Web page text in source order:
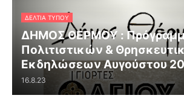
ΔΕΛΤΊΑ ΤΎΠΟΥ
ΔΗΜΟΣ ΘΕΡΜΟΥ :
Πολιτιστικών &
Εκδηλώσεων Αυγούστου
16.8.23